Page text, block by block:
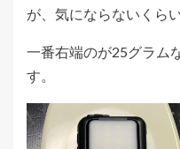
が、気にならないくらい
一番右端のが25グラム
す。